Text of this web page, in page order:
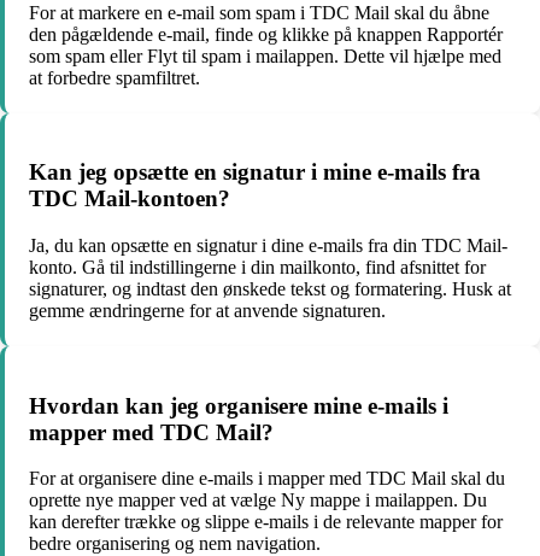
For at markere en e-mail som spam i TDC Mail skal du åbne
den pågældende e-mail, finde og klikke på knappen Rapportér
som spam eller Flyt til spam i mailappen. Dette vil hjælpe med
at forbedre spamfiltret.
Kan jeg opsætte en signatur i mine e-mails fra
TDC Mail-kontoen?
Ja, du kan opsætte en signatur i dine e-mails fra din TDC Mail-
konto. Gå til indstillingerne i din mailkonto, find afsnittet for
signaturer, og indtast den ønskede tekst og formatering. Husk at
gemme ændringerne for at anvende signaturen.
Hvordan kan jeg organisere mine e-mails i
mapper med TDC Mail?
For at organisere dine e-mails i mapper med TDC Mail skal du
oprette nye mapper ved at vælge Ny mappe i mailappen. Du
kan derefter trække og slippe e-mails i de relevante mapper for
bedre organisering og nem navigation.